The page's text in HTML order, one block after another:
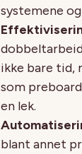
systemene
ikke bare tid,
som
en lek.
blant annet